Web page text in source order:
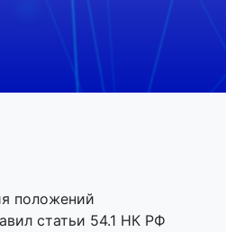
положений
статьи 54.1 НК РФ